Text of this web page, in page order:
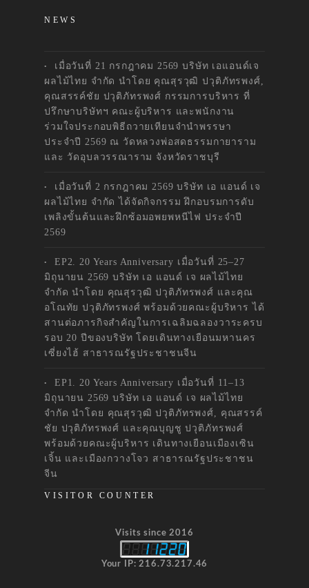
NEWS
เมื่อวันที่ 21 กรกฎาคม 2569 บริษัท เอแอนด์เจ
ผลไม้ไทย จำกัด นำโดย คุณสุรวุฒิ ปวุติภัทรพงศ์,
คุณสรรค์ชัย ปวุติภัทรพงศ์ กรรมการบริหาร ที่
ปรึกษาบริษัทฯ คณะผู้บริหาร และพนักงาน
ร่วมใจประกอบพิธีถวายเทียนจำนำพรรษา
ประจำปี 2569 ณ วัดหลวงพ่อสดธรรมกายาราม
และ วัดอุบลวรรณาราม จังหวัดราชบุรี
เมื่อวันที่ 2 กรกฎาคม 2569 บริษัท เอ แอนด์ เจ
ผลไม้ไทย จำกัด ได้จัดกิจกรรม ฝึกอบรมการดับ
เพลิงขั้นต้นและฝึกซ้อมอพยพหนีไฟ ประจำปี
2569
EP2. 20 Years Anniversary เมื่อวันที่ 25–27
มิถุนายน 2569 บริษัท เอ แอนด์ เจ ผลไม้ไทย
จำกัด นำโดย คุณสุรวุฒิ ปวุติภัทรพงศ์ และคุณ
อโณทัย ปวุติภัทรพงศ์ พร้อมด้วยคณะผู้บริหาร ได้
สานต่อภารกิจสำคัญในการเฉลิมฉลองวาระครบ
รอบ 20 ปีของบริษัท โดยเดินทางเยือนมหานคร
เซี่ยงไฮ้ สาธารณรัฐประชาชนจีน
EP1. 20 Years Anniversary เมื่อวันที่ 11–13
มิถุนายน 2569 บริษัท เอ แอนด์ เจ ผลไม้ไทย
จำกัด นำโดย คุณสุรวุฒิ ปวุติภัทรพงศ์, คุณสรรค์
ชัย ปวุติภัทรพงศ์ และคุณบุญชู ปวุติภัทรพงศ์
พร้อมด้วยคณะผู้บริหาร เดินทางเยือนเมืองเซิน
เจิ้น และเมืองกวางโจว สาธารณรัฐประชาชน
จีน
VISITOR COUNTER
Visits since 2016
Your IP: 216.73.217.46